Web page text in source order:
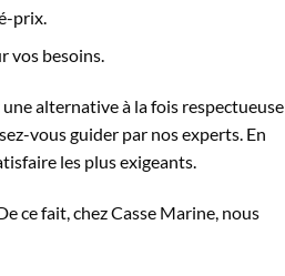
prix.
vos besoins.
alternative à la fois respectueuse
vous guider par nos experts. En
les plus exigeants.
ce fait, chez Casse Marine, nous